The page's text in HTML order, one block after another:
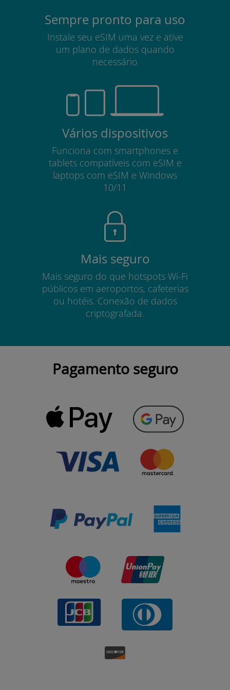
Sempre pronto para uso
Instale seu eSIM uma vez e ative
um plano de dados quando
necessário
Vários dispositivos
Funciona com smartphones e
tablets compatíveis com eSIM e
laptops com eSIM e Windows
10/11
Mais seguro
Mais seguro do que hotspots Wi-Fi
públicos em aeroportos, cafeterias
ou hotéis. Conexão de dados
criptografada.
Pagamento seguro